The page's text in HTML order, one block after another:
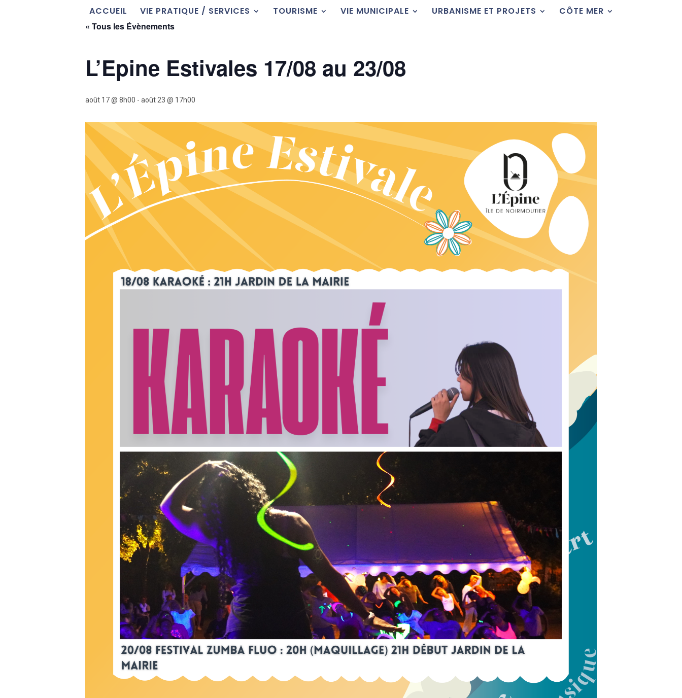
ACCUEIL VIE PRATIQUE / SERVICES TOURISME VIE MUNICIPALE URBANISME ET PROJETS
CÔTE MER
« Tous les Évènements
L’Epine Estivales 17/08 au 23/08
août 17 @ 8h00 - août 23 @ 17h00